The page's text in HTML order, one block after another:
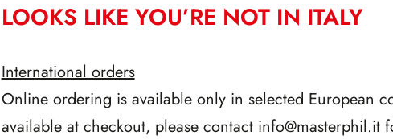
PRODOTTI CORRELATI
LOOKS LIKE YOU’RE NOT IN ITALY
International orders
Online ordering is available only in selected European
available at checkout, please contact info@masterphil.it